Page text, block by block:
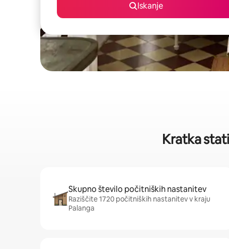
Iskanje
Kratka
Skupno število počitniških nastanitev
Raziščite 1720 počitniških nastanitev v kraju
Palanga